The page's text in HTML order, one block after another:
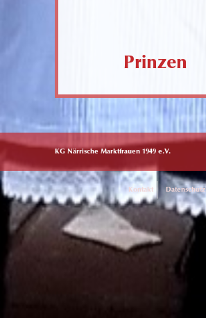
Prinzen
KG Närrische Marktfrauen 1949 e.V.
Kontakt Datenschutz